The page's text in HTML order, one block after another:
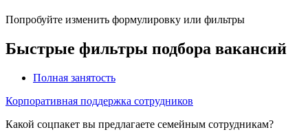
Попробуйте изменить формулировку или фильтры
Быстрые фильтры подбора вакансий
Полная занятость
Корпоративная поддержка сотрудников
Какой соцпакет вы предлагаете семейным сотрудникам?